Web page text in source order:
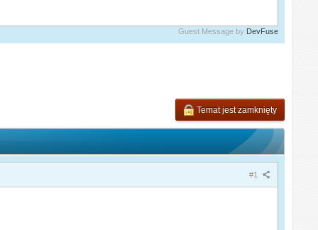
Guest Message by DevFuse
Temat jest zamknięty
#1